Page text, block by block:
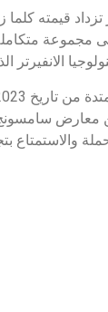
قيمته
سامسونج
والاستمتاع